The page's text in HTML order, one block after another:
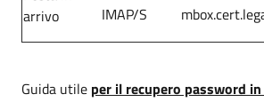
arrivo
IMAP/S
Guida utile per il recupero password